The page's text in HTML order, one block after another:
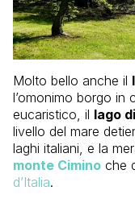
Molto bello anche il
l’omonimo borgo in
eucaristico, il lago
livello del mare
laghi italiani, e la
monte Cimino che
d’Italia.